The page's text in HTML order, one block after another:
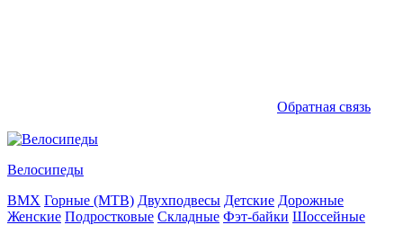
Обратная связь
Велосипеды
BMX Горные (MTB) Двухподвесы Детские Дорожные
Женские Подростковые Складные Фэт-байки Шоссейные